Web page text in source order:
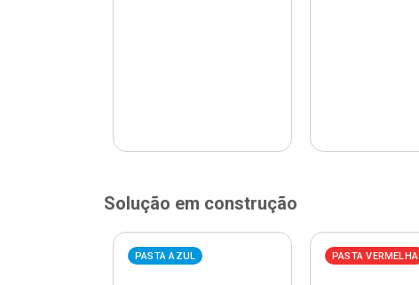
Solução em construção
PASTA AZUL PASTA VERMELHA